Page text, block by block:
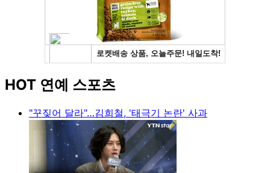
HOT 연예 스포츠
"꾸짖어 달라"…김희철, '태극기 논란' 사과